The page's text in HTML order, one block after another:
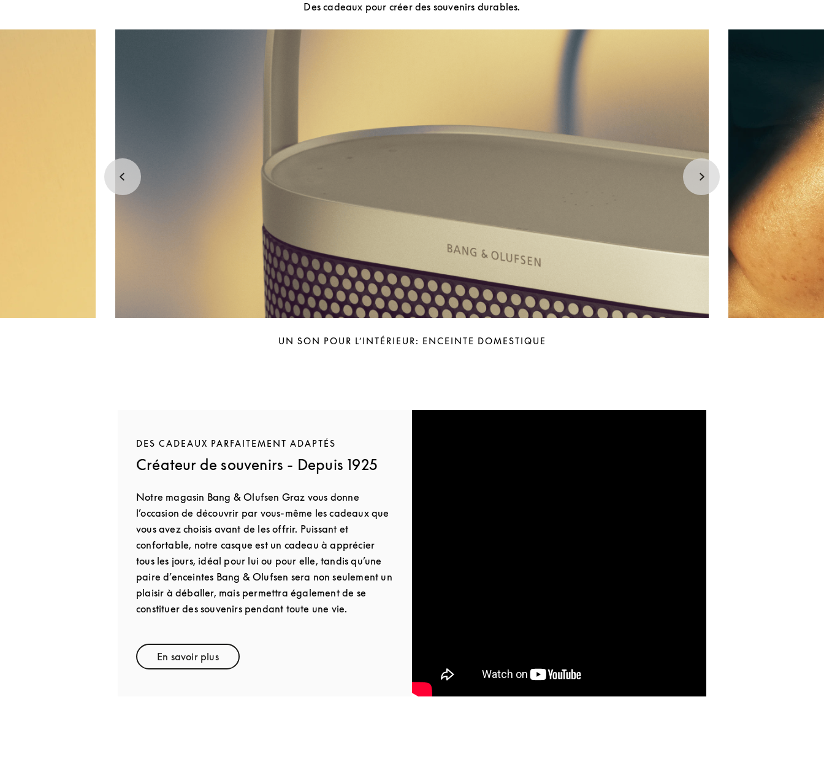
Des cadeaux pour créer des souvenirs durables.
UN SON POUR L’INTÉRIEUR: ENCEINTE DOMESTIQUE
DES CADEAUX PARFAITEMENT ADAPTÉS
Créateur de souvenirs - Depuis 1925
Notre magasin Bang & Olufsen Graz vous donne
l’occasion de découvrir par vous-même les cadeaux que
vous avez choisis avant de les offrir. Puissant et
confortable, notre casque est un cadeau à apprécier
tous les jours, idéal pour lui ou pour elle, tandis qu’une
paire d’enceintes Bang & Olufsen sera non seulement un
plaisir à déballer, mais permettra également de se
constituer des souvenirs pendant toute une vie.
En savoir plusLink Opens in New Tab